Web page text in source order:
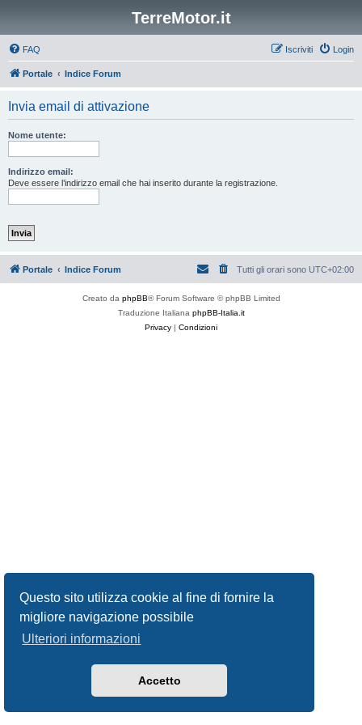
Questo sito utilizza cookie al fine di fornire la
migliore navigazione possibile
Ulteriori informazioni
Accetto
TerreMotor.it
FAQ Login
Iscriviti
Portale Indice Forum
Invia email di attivazione
Nome utente:
Indirizzo email:
Deve essere l’indirizzo email che hai inserito durante la registrazione.
Portale Indice Forum Tutti gli orari sono UTC+02:00
Creato da phpBB® Forum Software © phpBB Limited
Traduzione Italiana phpBB-Italia.it
Privacy | Condizioni